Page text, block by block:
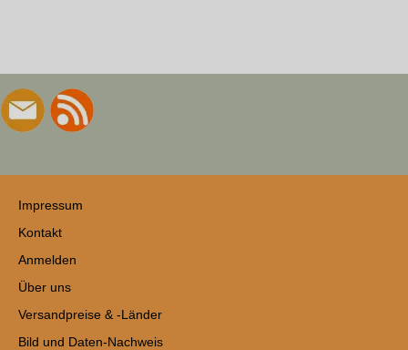
Impressum
Kontakt
Anmelden
Über uns
Versandpreise & -Länder
Bild und Daten-Nachweis